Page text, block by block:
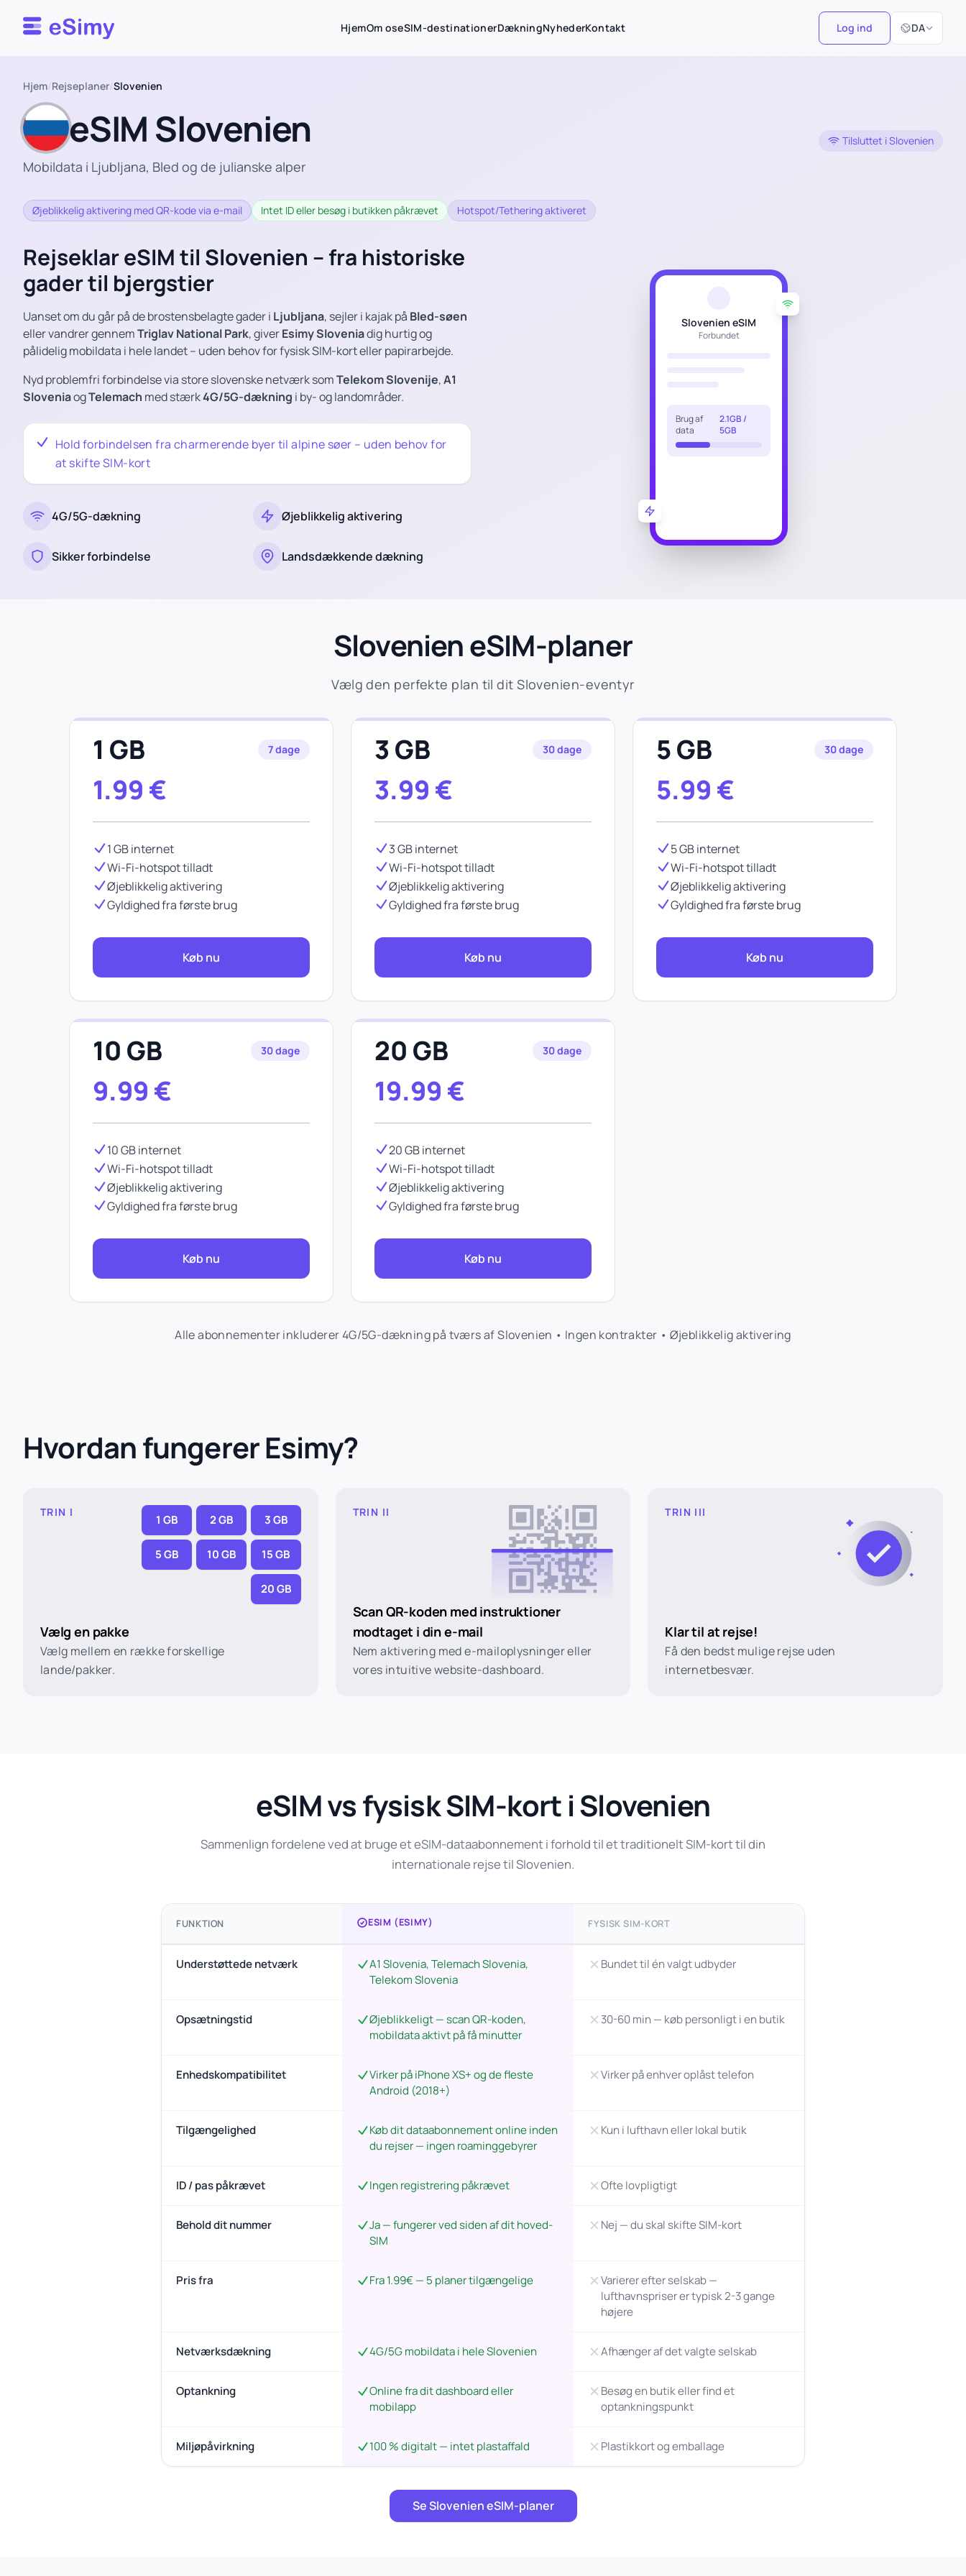
Esimy HjemOm oseSIM-destinationerDækningNyhederKontakt Log ind DA
Vælg sprog
Hjem/Rejseplaner/Slovenien
eSIM Slovenien
Mobildata i Ljubljana, Bled og de julianske alper
Tilsluttet i Slovenien
Øjeblikkelig aktivering med QR-kode via e-mail Intet ID eller besøg i butikken påkrævet Hotspot/Tethering aktiveret
Rejseklar eSIM til Slovenien – fra historiske
gader til bjergstier
Uanset om du går på de brostensbelagte gader i Ljubljana, sejler i kajak på Bled-søen
eller vandrer gennemTriglav National Park, giverEsimy Sloveniadig hurtig og
pålidelig mobildata i hele landet – uden behov for fysisk SIM-kort eller papirarbejde.
Nyd problemfri forbindelse via store slovenske netværk somTelekom Slovenije,A1
SloveniaogTelemach med stærk4G/5G-dækning i by- og landområder.
Hold forbindelsen fra charmerende byer til alpine søer – uden behov for
at skifte SIM-kort
4G/5G-dækning Øjeblikkelig aktivering
Sikker forbindelse Landsdækkende dækning
Slovenien eSIM
Forbundet
Brug af
data
2.1GB /
5GB
Slovenien eSIM-planer
Vælg den perfekte plan til dit Slovenien-eventyr
1 GB 7 dage
1.99 €
1 GB internet
Wi-Fi-hotspot tilladt
Øjeblikkelig aktivering
Gyldighed fra første brug
Køb nu
3 GB 30 dage
3.99 €
3 GB internet
Wi-Fi-hotspot tilladt
Øjeblikkelig aktivering
Gyldighed fra første brug
Køb nu
5 GB 30 dage
5.99 €
5 GB internet
Wi-Fi-hotspot tilladt
Øjeblikkelig aktivering
Gyldighed fra første brug
Køb nu
10 GB 30 dage
9.99 €
10 GB internet
Wi-Fi-hotspot tilladt
Øjeblikkelig aktivering
Gyldighed fra første brug
Køb nu
20 GB 30 dage
19.99 €
20 GB internet
Wi-Fi-hotspot tilladt
Øjeblikkelig aktivering
Gyldighed fra første brug
Køb nu
Alle abonnementer inkluderer 4G/5G-dækning på tværs af Slovenien • Ingen kontrakter • Øjeblikkelig aktivering
Hvordan fungerer Esimy?
TRIN I
1 GB 2 GB 3 GB
5 GB 10 GB 15 GB
20 GB
Vælg en pakke
Vælg mellem en række forskellige
lande/pakker.
TRIN II
Scan QR-koden med instruktioner
modtaget i din e-mail
Nem aktivering med e-mailoplysninger eller
vores intuitive website-dashboard.
TRIN III
Klar til at rejse!
Få den bedst mulige rejse uden
internetbesvær.
eSIM vs fysisk SIM-kort i Slovenien
Sammenlign fordelene ved at bruge et eSIM-dataabonnement i forhold til et traditionelt SIM-kort til din
internationale rejse til Slovenien.
FUNKTION ESIM (ESIMY) FYSISK SIM-KORT
Understøttede netværk
A1 Slovenia, Telemach Slovenia,
Telekom Slovenia
Bundet til én valgt udbyder
Opsætningstid
Øjeblikkeligt — scan QR-koden,
mobildata aktivt på få minutter
30-60 min — køb personligt i en butik
Enhedskompatibilitet
Virker på iPhone XS+ og de fleste
Android (2018+)
Virker på enhver oplåst telefon
Tilgængelighed
Køb dit dataabonnement online inden
du rejser — ingen roaminggebyrer
Kun i lufthavn eller lokal butik
ID / pas påkrævet Ingen registrering påkrævet Ofte lovpligtigt
Behold dit nummer
Ja — fungerer ved siden af dit hoved-
SIM
Nej — du skal skifte SIM-kort
Pris fra Fra 1.99€ — 5 planer tilgængelige
Varierer efter selskab —
lufthavnspriser er typisk 2-3 gange
højere
Netværksdækning 4G/5G mobildata i hele Slovenien Afhænger af det valgte selskab
Optankning
Online fra dit dashboard eller
mobilapp
Besøg en butik eller find et
optankningspunkt
Miljøpåvirkning 100 % digitalt — intet plastaffald Plastikkort og emballage
Se Slovenien eSIM-planer